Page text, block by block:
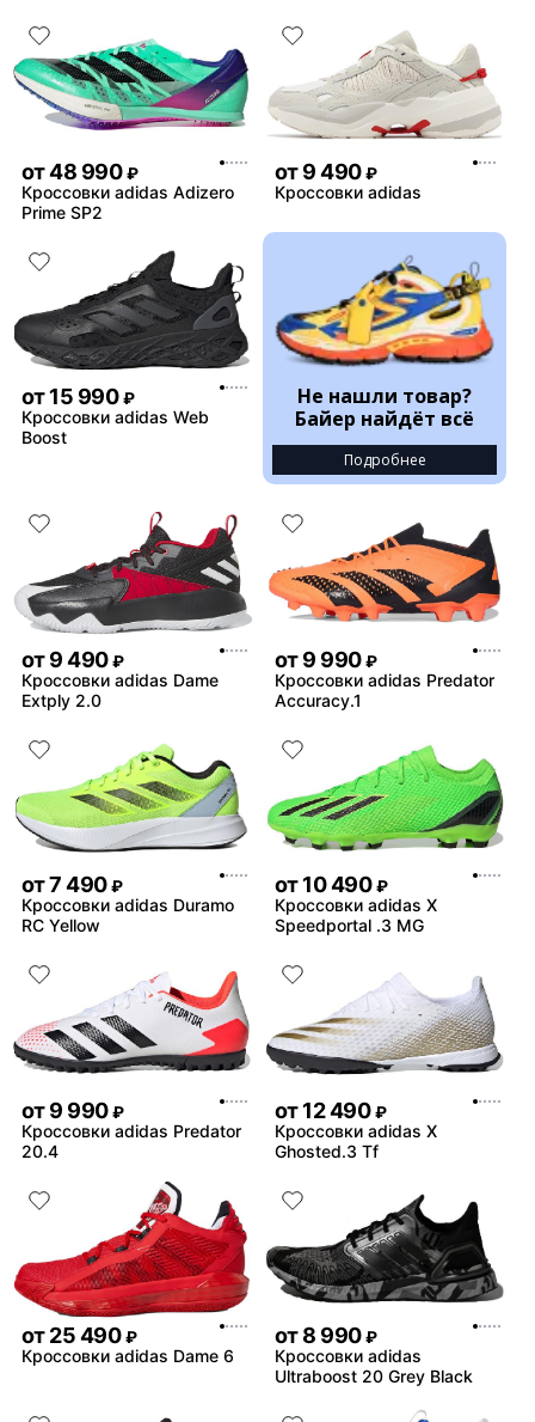
от48 990 ₽
Кроссовки adidas Adizero
Prime SP2
от9 490 ₽
Кроссовки adidas
от15 990 ₽
Кроссовки adidas Web
Boost
Не нашли товар?
Байер найдёт всё
Подробнее
от9 490 ₽
Кроссовки adidas Dame
Extply 2.0
от9 990 ₽
Кроссовки adidas Predator
Accuracy.1
от7 490 ₽
Кроссовки adidas Duramo
RC Yellow
от10 490 ₽
Кроссовки adidas X
Speedportal .3 MG
от9 990 ₽
Кроссовки adidas Predator
20.4
от12 490 ₽
Кроссовки adidas X
Ghosted.3 Tf
от25 490 ₽
Кроссовки adidas Dame 6
от8 990 ₽
Кроссовки adidas
Ultraboost 20 Grey Black